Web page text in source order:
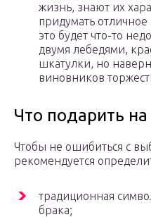
жизнь, знают их
придумать
это будет что-то
двумя лебедями,
шкатулки, но
виновников
Что подарить
Чтобы не ошибиться с
рекомендуется
традиционная
брака;